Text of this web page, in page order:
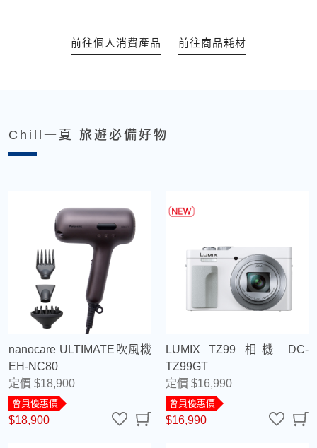
前往個人消費產品 前往商品耗材
Chill一夏 旅遊必備好物
nanocare ULTIMATE吹風機
EH-NC80
定價 $18,900
會員優惠價
$18,900
LUMIX TZ99 相機 DC-
TZ99GT
定價 $16,990
會員優惠價
$16,990